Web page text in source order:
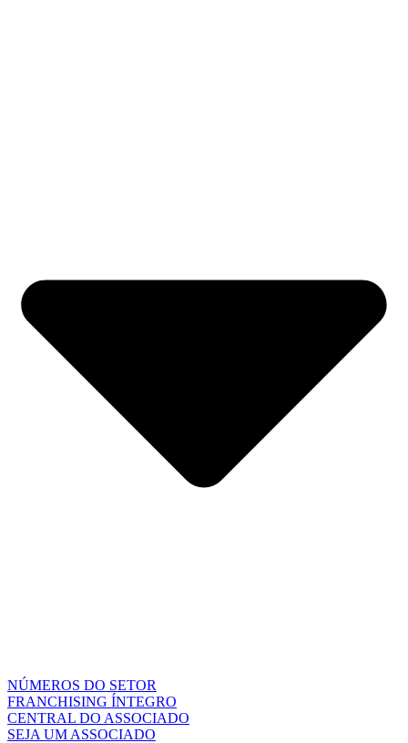
NÚMEROS DO SETOR
FRANCHISING ÍNTEGRO
CENTRAL DO ASSOCIADO
SEJA UM ASSOCIADO